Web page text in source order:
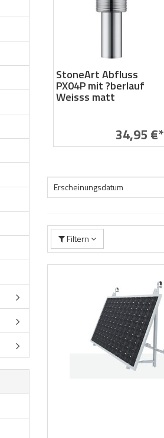
StoneArt Abfluss
PX04P mit ?berlauf
Weisss matt
34,95 €*
Erscheinungsdatum
Filtern